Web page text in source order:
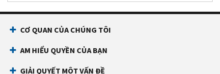
CƠ QUAN CỦA CHÚNG TÔI
AM HIỂU QUYỀN CỦA BẠN
GIẢI QUYẾT MỘT VẤN ĐỀ